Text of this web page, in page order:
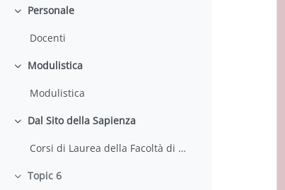
Minimizza
Personale
Docenti
Minimizza
Modulistica
Modulistica
Minimizza
Dal Sito della Sapienza
Corsi di Laurea della Facoltà di Farmacia e Medicina
Minimizza
Topic 6